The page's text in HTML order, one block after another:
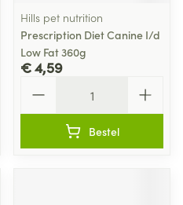
Hills pet nutrition
Prescription Diet Canine I/d
Low Fat 360g
€ 4,59
Bestel